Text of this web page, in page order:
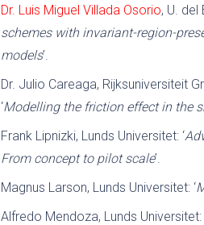
Dr. Luis Miguel Villada Osorio, U. del
schemes with invariant-region-
models’.
Dr. Julio Careaga, Rijksuniversiteit
‘Modelling the friction effect in the
Frank Lipnizki, Lunds Universitet: ‘
From concept to pilot scale’.
Magnus Larson, Lunds Universitet: ‘
Alfredo Mendoza, Lunds Universitet: